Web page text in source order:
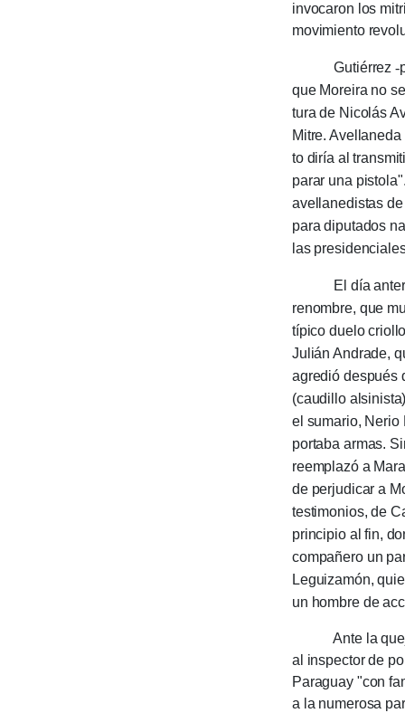
invocaron los
movimiento
Gutiérrez-
que Moreira no
tura de Nicolás
Mitre.
to di­ría al
parar una
avellanedis­tas
para di­puta­dos
las
El día anterior
renombre, que
típico duelo
Julián Andrade,
agredió después
(caudillo
el sumario, Nerio
porta­ba armas.
reemplazó a
de perju­di­car a
testimonios, de
principio al fin,
compañero un
Leguiza­món,
un hombre de
Ante la queja
al inspector de
Paraguay "con
a la numerosa